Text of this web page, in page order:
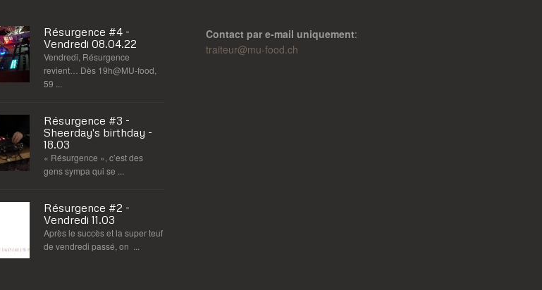
Résurgence #4 -
Vendredi 08.04.22
Vendredi, Résurgence
revient… Dès 19h@MU-food,
59 ...
Résurgence #3 -
Sheerday's birthday -
18.03
« Résurgence », c’est des
gens sympa qui se ...
Résurgence #2 -
Vendredi 11.03
Après le succès et la super teuf
de vendredi passé, on ...
Contact par e-mail uniquement:
traiteur@mu-food.ch